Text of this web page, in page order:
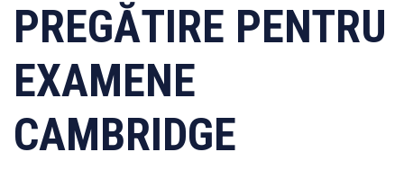
PREGĂTIRE PENTRU
EXAMENE
CAMBRIDGE